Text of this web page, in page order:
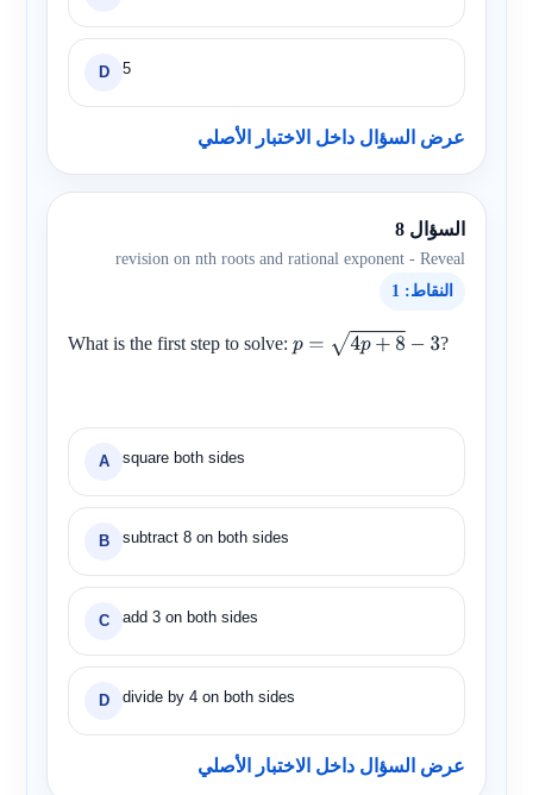
D 5
عرض السؤال داخل الاختبار الأصلي
السؤال 8
revision on nth roots and rational exponent - Reveal
النقاط: 1
What is the first step to solve:p =4 p+8−3 ?
A square both sides
B subtract 8 on both sides
C add 3 on both sides
D divide by 4 on both sides
عرض السؤال داخل الاختبار الأصلي